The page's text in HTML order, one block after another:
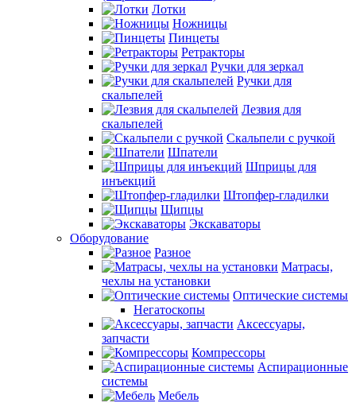
Лотки
Ножницы
Пинцеты
Ретракторы
Ручки для зеркал
Ручки для
скальпелей
Лезвия для
скальпелей
Скальпели с ручкой
Шпатели
Шприцы для
инъекций
Штопфер-гладилки
Щипцы
Экскаваторы
Оборудование
Разное
Матрасы,
чехлы на установки
Оптические системы
Негатоскопы
Аксессуары,
запчасти
Компрессоры
Аспирационные
системы
Мебель